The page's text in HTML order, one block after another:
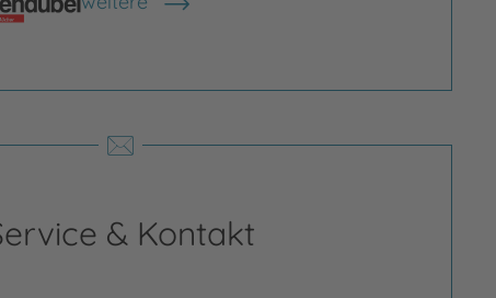
Shops anzeigen
& Kontakt